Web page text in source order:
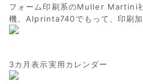
フォーム印刷系のMuller Martini
機、Alprinta740でもって、印刷
3カ月表示実用カレンダー